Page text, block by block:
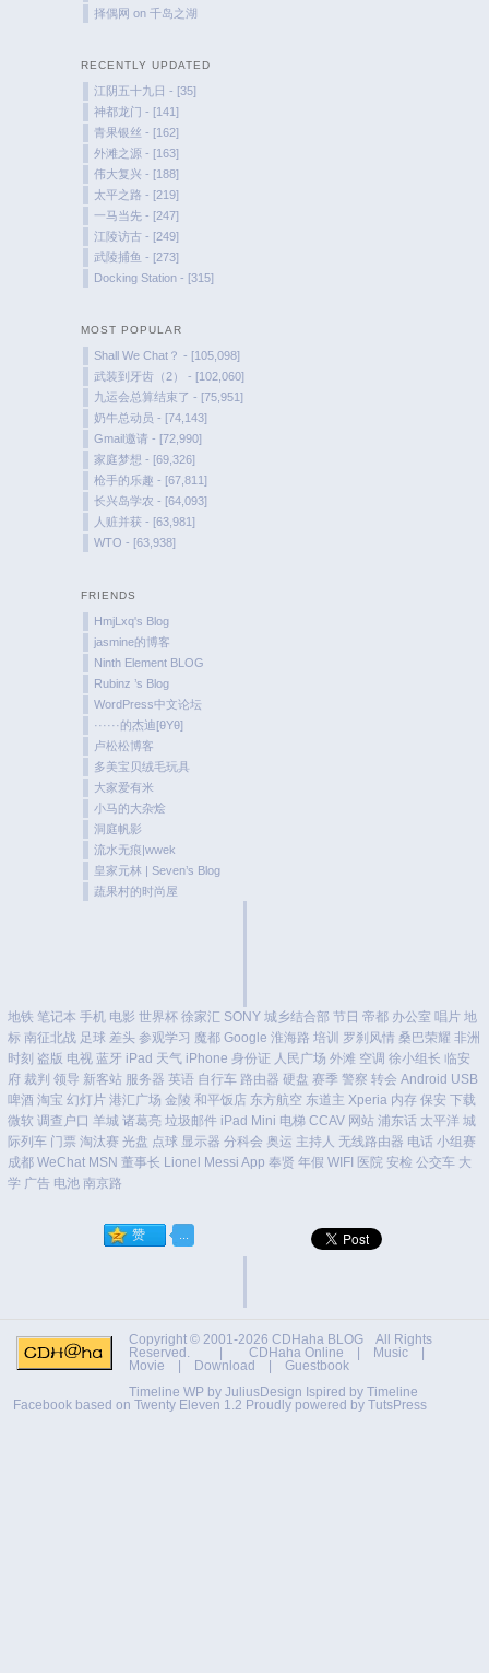
择偶网 on千岛之湖
RECENTLY UPDATED
江阴五十九日 - [35]
神都龙门 - [141]
青果银丝 - [162]
外滩之源 - [163]
伟大复兴 - [188]
太平之路 - [219]
一马当先 - [247]
江陵访古 - [249]
武陵捕鱼 - [273]
Docking Station - [315]
MOST POPULAR
Shall We Chat？ - [105,098]
武装到牙齿（2） - [102,060]
九运会总算结束了 - [75,951]
奶牛总动员 - [74,143]
Gmail邀请 - [72,990]
家庭梦想 - [69,326]
枪手的乐趣 - [67,811]
长兴岛学农 - [64,093]
人赃并获 - [63,981]
WTO - [63,938]
FRIENDS
HmjLxq's Blog
jasmine的博客
Ninth Element BLOG
Rubinz ’s Blog
WordPress中文论坛
······的杰迪[θYθ]
卢松松博客
多美宝贝绒毛玩具
大家爱有米
小马的大杂烩
洞庭帆影
流水无痕|wwek
皇家元林 | Seven’s Blog
蔬果村的时尚屋
地铁 笔记本 手机 电影 世界杯 徐家汇 SONY 城乡结合部 节日 帝都 办公室 唱片 地
标 南征北战 足球 差头 参观学习 魔都 Google 淮海路 培训 罗刹风情 桑巴荣耀 非洲
时刻 盗版 电视 蓝牙 iPad 天气 iPhone 身份证 人民广场 外滩 空调 徐小组长 临安
府 裁判 领导 新客站 服务器 英语 自行车 路由器 硬盘 赛季 警察 转会 Android USB
啤酒 淘宝 幻灯片 港汇广场 金陵 和平饭店 东方航空 东道主 Xperia 内存 保安 下载
微软 调查户口 羊城 诸葛亮 垃圾邮件 iPad Mini 电梯 CCAV 网站 浦东话 太平洋 城
际列车 门票 淘汰赛 光盘 点球 显示器 分科会 奥运 主持人 无线路由器 电话 小组赛
成都 WeChat MSN 董事长 Lionel Messi App 奉贤 年假 WIFI 医院 安检 公交车 大
学 广告 电池 南京路
Copyright © 2001-2026 CDHaha BLOG All Rights
Reserved. | CDHaha Online Music
Movie
Download
Guestbook
Timeline WP by JuliusDesign Ispired by Timeline
Facebook based on Twenty Eleven 1.2 Proudly powered by TutsPress